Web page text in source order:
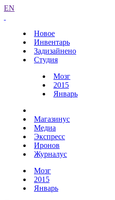
EN
Новое
Инвентарь
Задизайнено
Студия
Мозг
2015
Январь
Магазинус
Медиа
Экспресс
Иронов
Журналус
Мозг
2015
Январь